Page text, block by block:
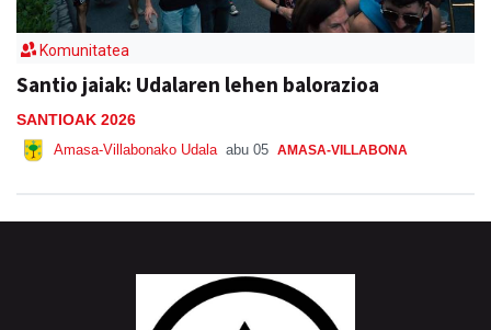
Komunitatea
Santio jaiak: Udalaren lehen balorazioa
SANTIOAK 2026
Amasa-Villabonako Udala abu 05 AMASA-VILLABONA